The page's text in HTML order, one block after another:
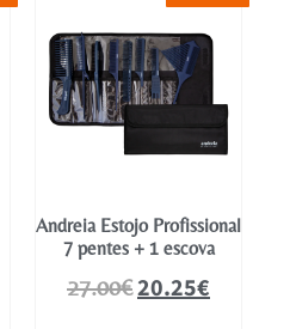
Andreia Estojo Profissional
7 pentes + 1 escova
27.00€20.25€